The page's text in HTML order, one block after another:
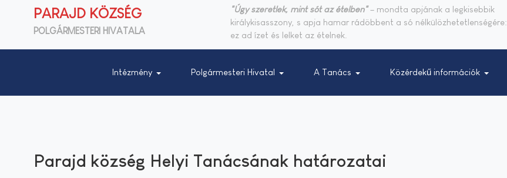
PARAJD KÖZSÉG
POLGÁRMESTERI HIVATALA
"Úgy szeretlek, mint sót az ételben"– mondta apjának a legkisebbik
királykisasszony, s apja hamar rádöbbent a só nélkülözhetetlenségére:
ez ad ízet és lelket az ételnek.
Intézmény Polgármesteri Hivatal A Tanács Közérdekű információk
Parajd község Helyi Tanácsának határozatai